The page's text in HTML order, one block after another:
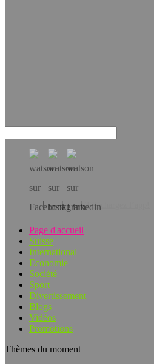
Téléchargez l’app!
Page d'accueil
Suisse
International
Economie
Société
Sport
Divertissement
Blogs
Vidéos
Promotions
Thèmes du moment